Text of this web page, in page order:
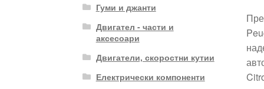
Гуми и джанти
Двигател - части и
аксесоари
Двигатели, скоростни кутии
Електрически компоненти